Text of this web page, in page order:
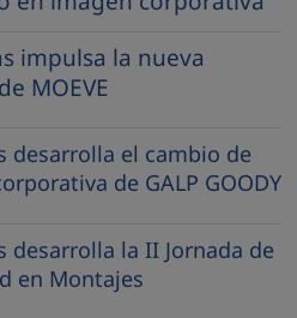
impulsa la nueva
MOEVE
desarrolla el cambio de
de GALP GOODY
desarrolla la II Jornada de
en Montajes